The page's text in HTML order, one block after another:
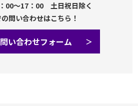
00～17：00 土日祝日除く
問い合わせはこちら！
い合わせフォーム